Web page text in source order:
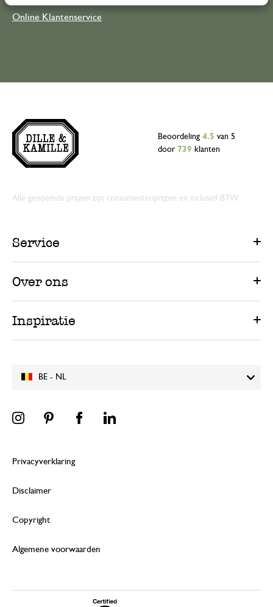
Online Klantenservice
BE - NL
Beoordeling 4.5 van 5
door 739 klanten
Alle genoemde prijzen zijn consumentenprijzen en inclusief BTW.
Service
Over ons
Inspiratie
Privacyverklaring
Disclaimer
Copyright
Algemene voorwaarden